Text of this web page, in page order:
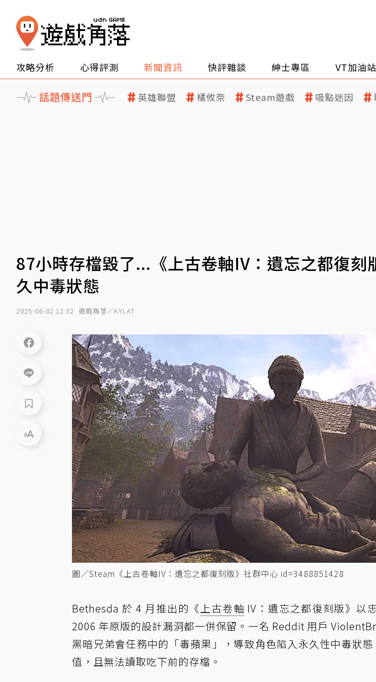
攻略分析 心得評測 新聞資訊 快評雜談 紳士專區 VT加油站
話題傳送門 英雄聯盟 橘攸奈 Steam遊戲 吸點迷因
87小時存檔毀了...《上古卷軸IV：遺忘之都復刻
久中毒狀態
2025-06-02 12:32 遊戲角落／KYLAT
圖／Steam《上古卷軸IV：遺忘之都復刻版》社群中心 id=3488851428
Bethesda 於 4 月推出的《上古卷軸 IV：遺忘之都復刻版》以
2006 年原版的設計漏洞都一併保留。一名 Reddit 用戶
黑暗兄弟會任務中的「毒蘋果」，導致角色陷入永久性中毒狀
值，且無法讀取吃下前的存檔。